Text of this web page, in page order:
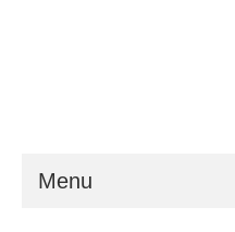
Menu